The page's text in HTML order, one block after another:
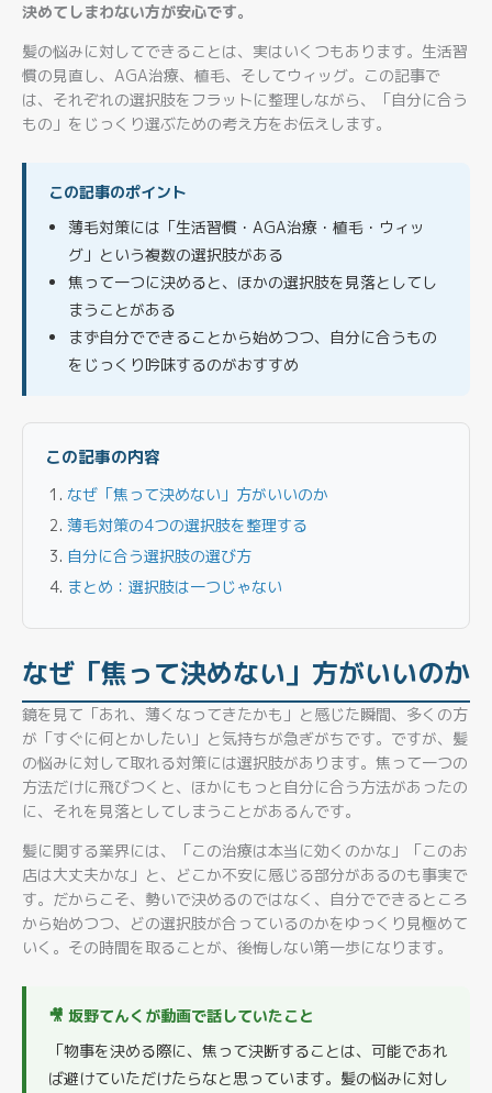
決めてしまわない方が安心です。
髪の悩みに対してできることは、実はいくつもあります。生活習
慣の見直し、AGA治療、植毛、そしてウィッグ。この記事で
は、それぞれの選択肢をフラットに整理しながら、「自分に合う
もの」をじっくり選ぶための考え方をお伝えします。
この記事のポイント
薄毛対策には「生活習慣・AGA治療・植毛・ウィッ
グ」という複数の選択肢がある
焦って一つに決めると、ほかの選択肢を見落としてし
まうことがある
まず自分でできることから始めつつ、自分に合うもの
をじっくり吟味するのがおすすめ
この記事の内容
なぜ「焦って決めない」方がいいのか
薄毛対策の4つの選択肢を整理する
自分に合う選択肢の選び方
まとめ：選択肢は一つじゃない
なぜ「焦って決めない」方がいいのか
鏡を見て「あれ、薄くなってきたかも」と感じた瞬間、多くの方
が「すぐに何とかしたい」と気持ちが急ぎがちです。ですが、髪
の悩みに対して取れる対策には選択肢があります。焦って一つの
方法だけに飛びつくと、ほかにもっと自分に合う方法があったの
に、それを見落としてしまうことがあるんです。
髪に関する業界には、「この治療は本当に効くのかな」「このお
店は大丈夫かな」と、どこか不安に感じる部分があるのも事実で
す。だからこそ、勢いで決めるのではなく、自分でできるところ
から始めつつ、どの選択肢が合っているのかをゆっくり見極めて
いく。その時間を取ることが、後悔しない第一歩になります。
🎥 坂野てんくが動画で話していたこと
「物事を決める際に、焦って決断することは、可能であれ
ば避けていただけたらなと思っています。髪の悩みに対し